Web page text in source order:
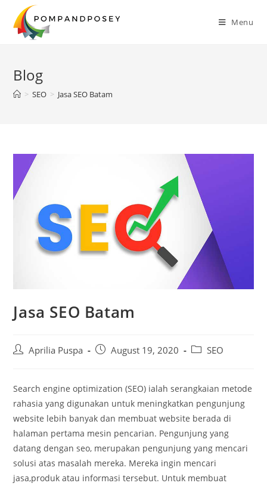
content
Menu
Blog
> SEO > Jasa SEO Batam
Jasa SEO Batam
PostAprilia Puspa
PostAugust 19, 2020
PostSEO
Search engine optimization (SEO) ialah serangkaian metode
rahasia yang digunakan untuk meningkatkan pengunjung
website lebih banyak dan membuat website berada di
halaman pertama mesin pencarian. Pengunjung yang
datang dengan seo, merupakan pengunjung yang mencari
solusi atas masalah mereka. Mereka ingin mencari
jasa,produk atau informasi tersebut. Untuk membuat